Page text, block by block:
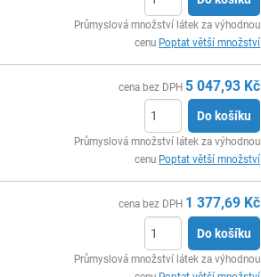
Průmyslová množství látek za výhodnou
cenu Poptat větší množství
cena bez DPH 5 047,93 Kč
Do košíku
Průmyslová množství látek za výhodnou
cenu Poptat větší množství
cena bez DPH 1 377,69 Kč
Do košíku
Průmyslová množství látek za výhodnou